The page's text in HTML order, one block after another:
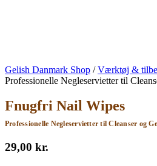
Gelish Danmark Shop /Værktøj &
Professionelle Negleservietter til
Fnugfri Nail Wipes
Professionelle Negleservietter til Cleanser og
29,00 kr.